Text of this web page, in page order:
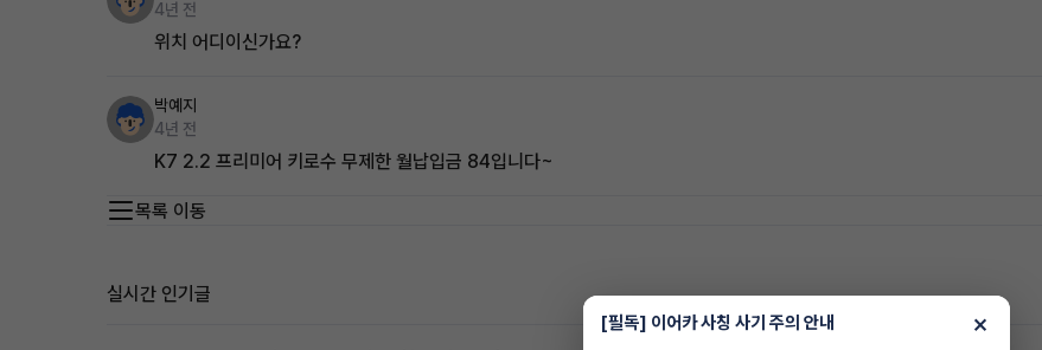
4년 전
위치 어디이신가요?
박예지
4년 전
K7 2.2 프리미어 키로수 무제한 월납입금 84입니다~
목록 이동
실시간 인기글
[필독] 이어카 사칭 사기 주의 안내 ×